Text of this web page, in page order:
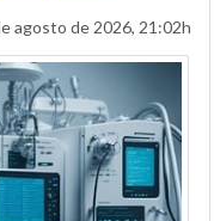
agosto de 2026, 21:02h